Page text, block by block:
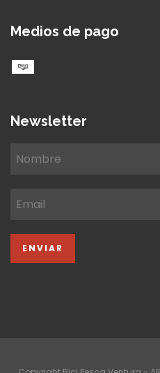
Medios de pago
Newsletter